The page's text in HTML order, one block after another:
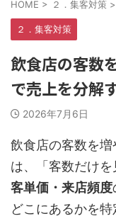
HOME > ２．集客対策 >
２．集客対策
飲食店の客数
で売上を分解
2026年7月6日
飲食店の客数を
は、「客数だけ
客単価・来店頻度
どこにあるかを